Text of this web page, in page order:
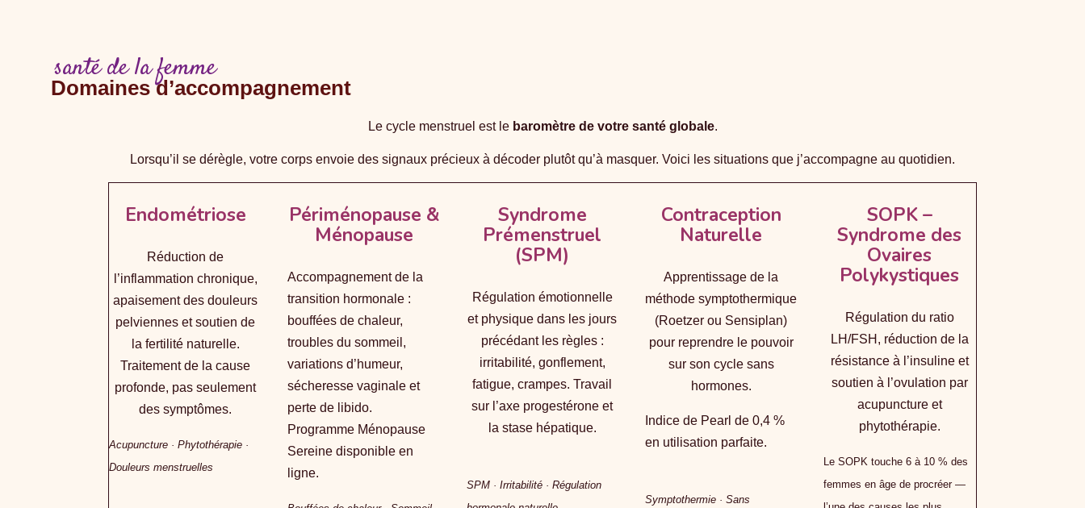
santé de la femme
Domaines d’accompagnement
Le cycle menstruel est le baromètre de votre santé globale.
Lorsqu’il se dérègle, votre corps envoie des signaux précieux à décoder plutôt qu’à masquer. Voici les situations que j’accompagne au quotidien.
Endométriose
Réduction de
l’inflammation chronique,
apaisement des douleurs
pelviennes et soutien de
la fertilité naturelle.
Traitement de la cause
profonde, pas seulement
des symptômes.
Acupuncture · Phytothérapie ·
Douleurs menstruelles
Périménopause &
Ménopause
Accompagnement de la
transition hormonale :
bouffées de chaleur,
troubles du sommeil,
variations d’humeur,
sécheresse vaginale et
perte de libido.
Programme Ménopause
Sereine disponible en
ligne.
Syndrome
Prémenstruel
(SPM)
Régulation émotionnelle
et physique dans les jours
précédant les règles :
irritabilité, gonflement,
fatigue, crampes. Travail
sur l’axe progestérone et
la stase hépatique.
SPM · Irritabilité · Régulation
Contraception
Naturelle
Apprentissage de la
méthode symptothermique
(Roetzer ou Sensiplan)
pour reprendre le pouvoir
sur son cycle sans
hormones.
Indice de Pearl de 0,4 %
en utilisation parfaite.
Symptothermie · Sans
SOPK –
Syndrome des
Ovaires
Polykystiques
Régulation du ratio
LH/FSH, réduction de la
résistance à l’insuline et
soutien à l’ovulation par
acupuncture et
phytothérapie.
Le SOPK touche 6 à 10 % des
femmes en âge de procréer —